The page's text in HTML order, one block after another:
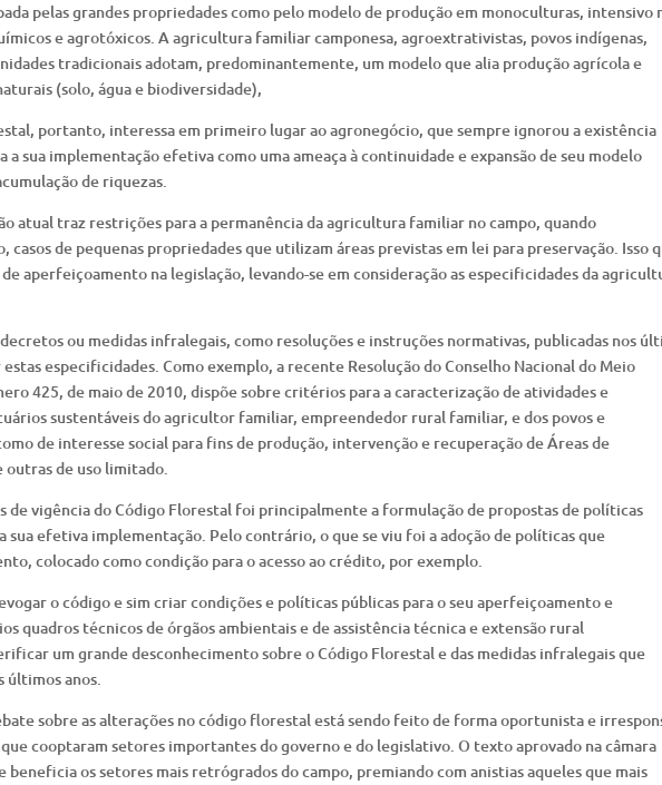
pelas grandes propriedades como pelo modelo de produção em monoculturas, intensivo
e agrotóxicos. A agricultura familiar camponesa, agroextrativistas, povos indígenas,
tradicionais adotam, predominantemente, um modelo que alia produção agrícola e
(solo, água e biodiversidade),
portanto, interessa em primeiro lugar ao agronegócio, que sempre ignorou a existência
a sua implementação efetiva como uma ameaça à continuidade e expansão de seu modelo
de riquezas.
atual traz restrições para a permanência da agricultura familiar no campo, quando
casos de pequenas propriedades que utilizam áreas previstas em lei para preservação. Isso
aperfeiçoamento na legislação, levando-se em consideração as especificidades da
ou medidas infralegais, como resoluções e instruções normativas, publicadas nos
especificidades. Como exemplo, a recente Resolução do Conselho Nacional do Meio
425, de maio de 2010, dispõe sobre critérios para a caracterização de atividades e
sustentáveis do agricultor familiar, empreendedor rural familiar, e dos povos e
de interesse social para fins de produção, intervenção e recuperação de Áreas de
outras de uso limitado.
de vigência do Código Florestal foi principalmente a formulação de propostas de políticas
sua efetiva implementação. Pelo contrário, o que se viu foi a adoção de políticas que
colocado como condição para o acesso ao crédito, por exemplo.
o código e sim criar condições e políticas públicas para o seu aperfeiçoamento e
quadros técnicos de órgãos ambientais e de assistência técnica e extensão rural
um grande desconhecimento sobre o Código Florestal e das medidas infralegais que
últimos anos.
sobre as alterações no código florestal está sendo feito de forma oportunista e
cooptaram setores importantes do governo e do legislativo. O texto aprovado na câmara
os setores mais retrógrados do campo, premiando com anistias aqueles que mais